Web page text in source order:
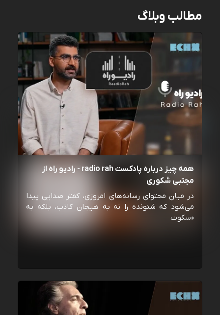
مطالب وبلاگ
همه چیز درباره پادکست radio rah - رادیو راه از
مجتبی شکوری
در میان محتوای رسانه‌های امروزی، کمتر صدایی پیدا
می‌شود که شنونده را نه به هیجان کاذب، بلکه به
«سکوت